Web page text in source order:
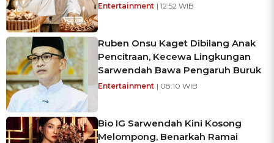
Entertainment | 12:52 WIB
Ruben Onsu Kaget Dibilang Anak
Pencitraan, Kecewa Lingkungan
Sarwendah Bawa Pengaruh Buruk
Entertainment | 08:10 WIB
Bio IG Sarwendah Kini Kosong
Melompong, Benarkah Ramai